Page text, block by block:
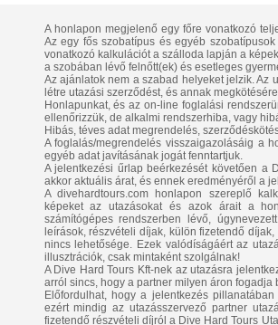
A honlapon megjelenő egy főre vonatkozó
Az egy fős szobatípus és egyéb
vonatkozó kalkulációt a szálloda lapján a
a szobában lévő felnőtt(ek) és esetleges
Az ajánlatok nem a szabad helyeket jelzik. Az
létre utazási szerződést, és annak
Honlapunkat, és az on-line foglalási
ellenőrizzük, de alkalmi rendszerhiba, vagy
Hibás, téves adat megrendelés,
A foglalás/megrendelés visszaigazolásáig a
egyéb adat javításának jogát fenntartjuk.
A jelentkezési űrlap beérkezését követően a
akkor aktuális árat, és ennek eredményéről a
A divehardtours.com honlapon szereplő
képeket az utazásokat és azok árait a
számítógépes rendszerben lévő,
leírások, részvételi díjak, külön fizetendő
nincs lehetősége. Ezek valódíságáért az
illusztrációk, csak mintaként szolgálnak!
A Dive Hard Tours Kft-nek az utazásra
arról sincs, hogy a partner milyen áron fogadja
Előfordulhat, hogy a jelentkezés
ezért mindig az utazásszervező partner
fizetendő részvételi díjról a Dive Hard Tours